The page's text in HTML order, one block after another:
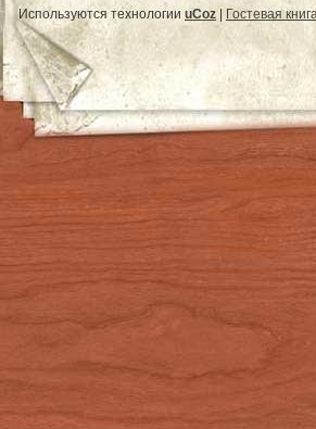
Используются технологии uCoz | Гостевая